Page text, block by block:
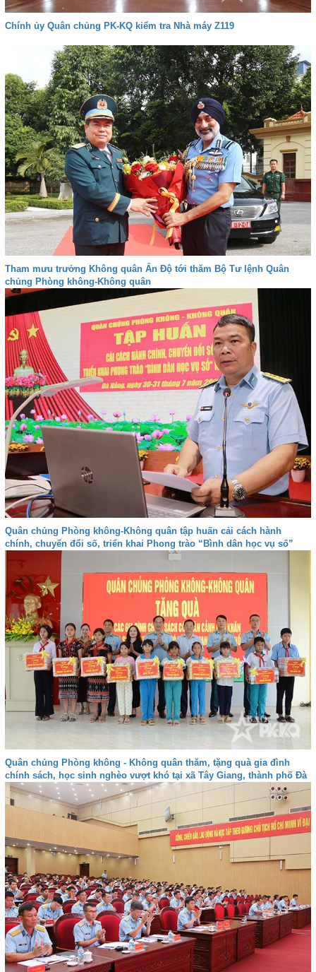
Chính ủy Quân chủng PK-KQ kiểm tra Nhà máy Z119
Tham mưu trưởng Không quân Ấn Độ tới thăm Bộ Tư lệnh Quân
chủng Phòng không-Không quân
Quân chủng Phòng không-Không quân tập huấn cải cách hành
chính, chuyển đổi số, triển khai Phong trào “Bình dân học vụ số”
Quân chủng Phòng không - Không quân thăm, tặng quà gia đình
chính sách, học sinh nghèo vượt khó tại xã Tây Giang, thành phố Đà
nẵng